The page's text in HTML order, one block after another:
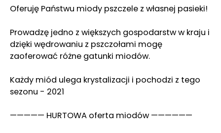
Oferuję Państwu miody pszczele z własnej pasieki!
Prowadzę jedno z większych gospodarstw w kraju i
dzięki wędrowaniu z pszczołami mogę
zaoferować różne gatunki miodów.
Każdy miód ulega krystalizacji i pochodzi z tego
sezonu - 2021
————— HURTOWA oferta miodów ——————